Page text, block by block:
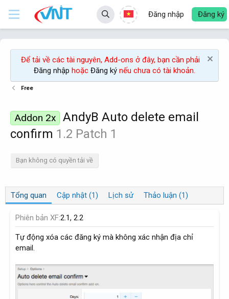
Đăng nhập Đăng ký
Để tải về các tài nguyên, Add-ons ở đây, bạn cần phải
Đăng nhập hoặc Đăng ký nếu chưa có tài khoản.
Free
Addon 2x
AndyB Auto delete email
confirm 1.2 Patch 1
Bạn không có quyền tải về
Tổng quan Cập nhật (1) Lịch sử Thảo luận (1)
Phiên bản XF2.1 2.2
Tự động xóa các đăng ký mà không xác nhận địa chỉ
email.